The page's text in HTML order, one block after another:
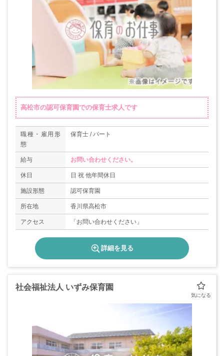
高松市の認可保育園での保育士求人です
職種・雇用形
態
保育士 / パート
給与 お問い合わせください。
休日 日 祝 他年間休日
施設形態 認可保育園
所在地 香川県高松市
アクセス 「お問い合わせください」
詳細を見る
社会福祉法人 いずみ保育園